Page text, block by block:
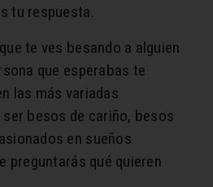
tu respuesta.
te ves besando a alguien
que esperabas te
las más variadas
besos de cariño, besos
en sueños
preguntarás qué quieren